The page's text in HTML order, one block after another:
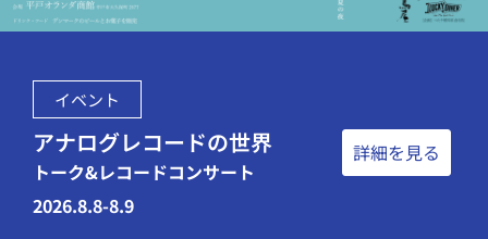
イベント
アナログレコードの世界
トーク&レコードコンサート
2026.8.8-8.9
詳細を見る